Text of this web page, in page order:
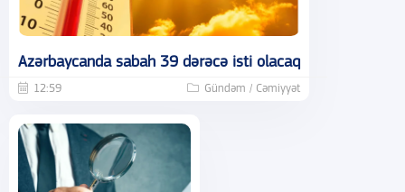
Azərbaycanda sabah 39 dərəcə isti olacaq
12:59 Gündəm / Cəmiyyət